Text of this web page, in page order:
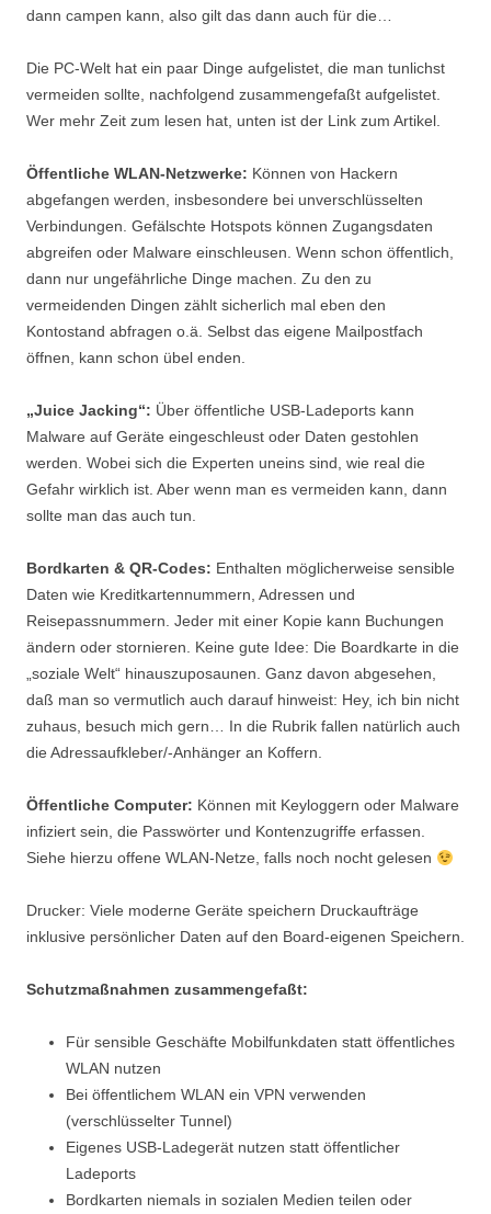
dann campen kann, also gilt das dann auch für die…
Die PC-Welt hat ein paar Dinge aufgelistet, die man tunlichst
vermeiden sollte, nachfolgend zusammengefaßt aufgelistet.
Wer mehr Zeit zum lesen hat, unten ist der Link zum Artikel.
Öffentliche WLAN-Netzwerke: Können von Hackern
abgefangen werden, insbesondere bei unverschlüsselten
Verbindungen. Gefälschte Hotspots können Zugangsdaten
abgreifen oder Malware einschleusen. Wenn schon öffentlich,
dann nur ungefährliche Dinge machen. Zu den zu
vermeidenden Dingen zählt sicherlich mal eben den
Kontostand abfragen o.ä. Selbst das eigene Mailpostfach
öffnen, kann schon übel enden.
„Juice Jacking“: Über öffentliche USB-Ladeports kann
Malware auf Geräte eingeschleust oder Daten gestohlen
werden. Wobei sich die Experten uneins sind, wie real die
Gefahr wirklich ist. Aber wenn man es vermeiden kann, dann
sollte man das auch tun.
Bordkarten & QR-Codes: Enthalten möglicherweise sensible
Daten wie Kreditkartennummern, Adressen und
Reisepassnummern. Jeder mit einer Kopie kann Buchungen
ändern oder stornieren. Keine gute Idee: Die Boardkarte in die
„soziale Welt“ hinauszuposaunen. Ganz davon abgesehen,
daß man so vermutlich auch darauf hinweist: Hey, ich bin nicht
zuhaus, besuch mich gern… In die Rubrik fallen natürlich auch
die Adressaufkleber/-Anhänger an Koffern.
Öffentliche Computer: Können mit Keyloggern oder Malware
infiziert sein, die Passwörter und Kontenzugriffe erfassen.
Siehe hierzu offene WLAN-Netze, falls noch nocht gelesen
Drucker: Viele moderne Geräte speichern Druckaufträge
inklusive persönlicher Daten auf den Board-eigenen Speichern.
Schutzmaßnahmen zusammengefaßt:
Für sensible Geschäfte Mobilfunkdaten statt öffentliches
WLAN nutzen
Bei öffentlichem WLAN ein VPN verwenden
(verschlüsselter Tunnel)
Eigenes USB-Ladegerät nutzen statt öffentlicher
Ladeports
Bordkarten niemals in sozialen Medien teilen oder